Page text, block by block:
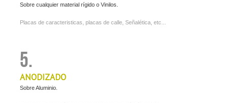
Sobre cualquier material rígido o Vinilos.
Placas de caracteristicas, placas de calle, Señalética, etc...
5.
ANODIZADO
Sobre Aluminio.